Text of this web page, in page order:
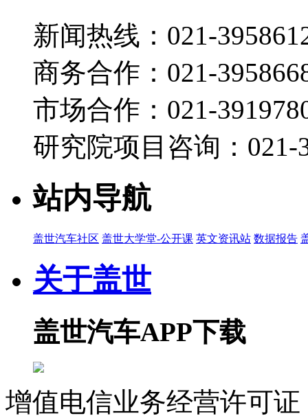
新闻热线：021-
商务合作：021-
市场合作：021-
研究院项目咨询：021-
站内导航
盖世汽车社区 盖世大学堂-公开课 英文资讯站 数据报告
关于盖世
盖世汽车APP下载
增值电信业务经营许可